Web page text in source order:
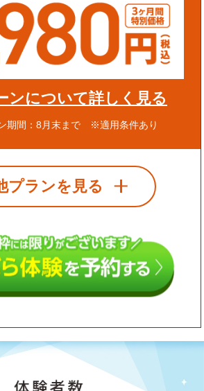
ンについて詳しく見る
期間：8月末まで ※適用条件あり
プランを見る